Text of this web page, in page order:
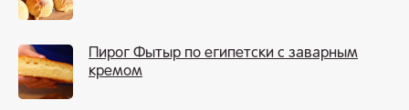
Пирог Фытыр по египетски с заварным
кремом